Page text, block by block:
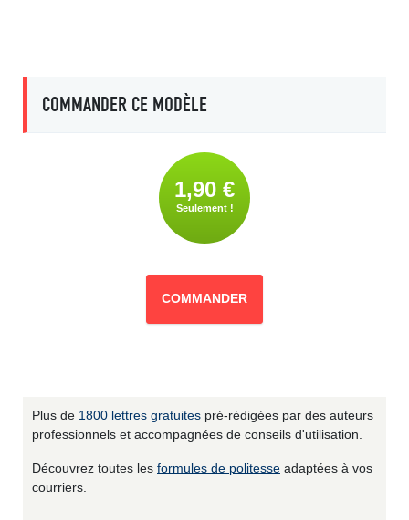
COMMANDER CE MODÈLE
1,90 €
Seulement !
COMMANDER
Plus de 1800 lettres gratuites pré-rédigées par des auteurs
professionnels et accompagnées de conseils d'utilisation.
Découvrez toutes les formules de politesse adaptées à vos
courriers.